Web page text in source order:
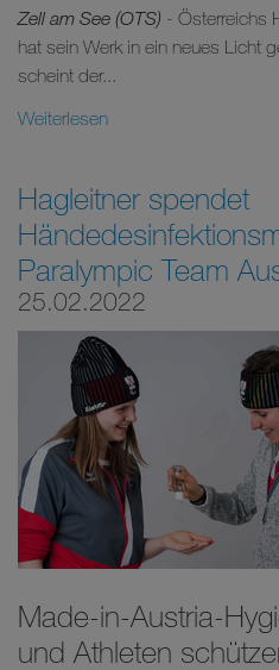
Zell am See (OTS) - Österreichs
hat sein Werk in ein neues Licht
scheint der...
Weiterlesen
Hagleitner spendet
Paralympic Team
25.02.2022
Made-in-Austria-
und Athleten